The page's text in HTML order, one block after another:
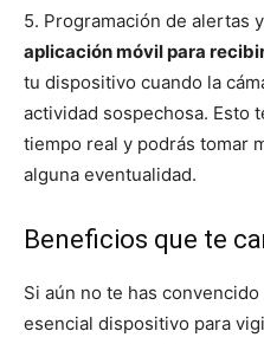
5. Programación de alertas
aplicación móvil para
tu dispositivo cuando la
actividad sospechosa. Esto
tiempo real y podrás tomar
alguna eventualidad.
Beneficios que te
Si aún no te has
esencial dispositivo para